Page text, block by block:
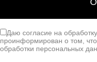
Даю согласие на
проинформирован о том, что
обработки персональных